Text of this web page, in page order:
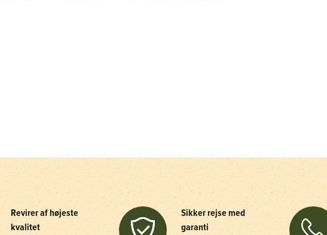
Revirer af højeste
kvalitet
Sikker rejse med
garanti